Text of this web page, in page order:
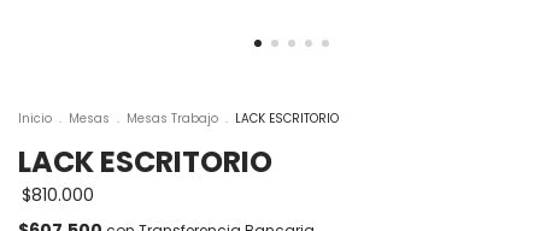
Inicio . Mesas . Mesas Trabajo . LACK ESCRITORIO
LACK ESCRITORIO
$810.000